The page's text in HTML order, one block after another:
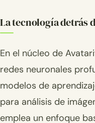
La tecnología detrás
En el núcleo de
redes neuronales
modelos de
para análisis de
emplea un enfoque